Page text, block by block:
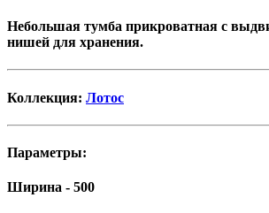
Небольшая тумба прикроватная с
нишей для хранения.
Коллекция: Лотос
Параметры:
Ширина - 500